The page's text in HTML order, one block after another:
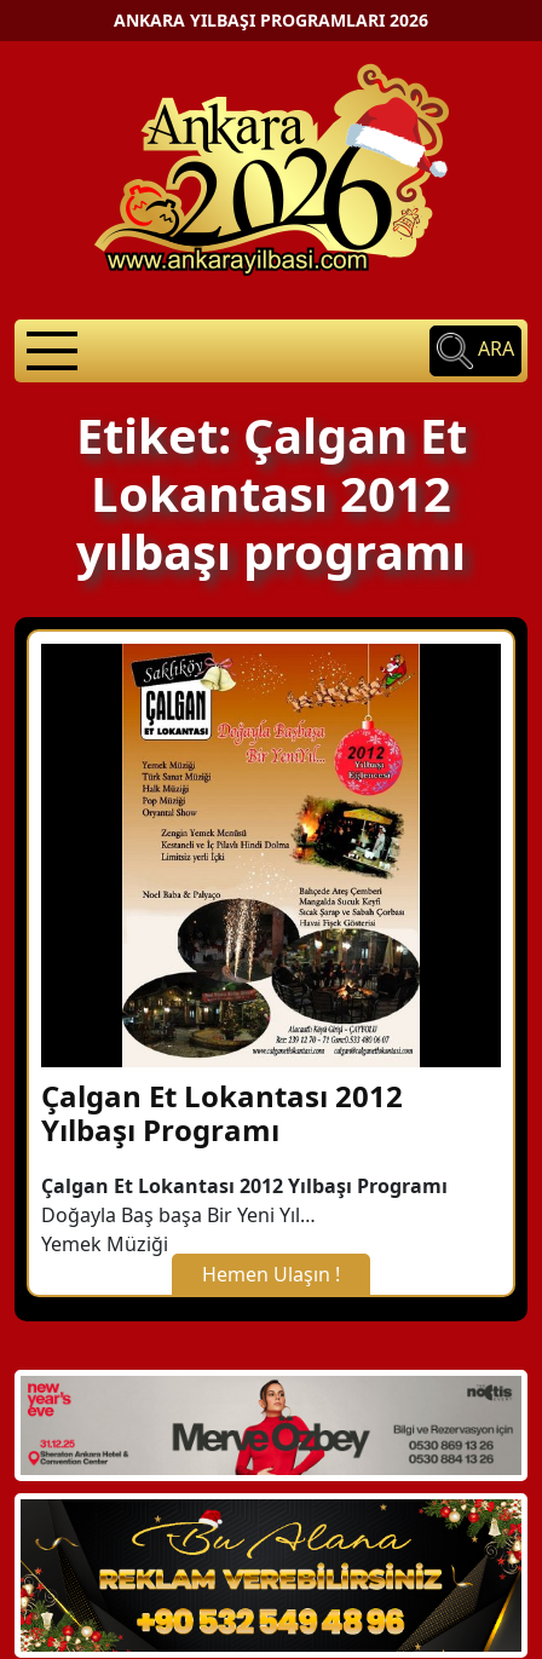
ANKARA YILBAŞI PROGRAMLARI 2026
ARA
Etiket: Çalgan Et
Lokantası 2012
yılbaşı programı
Çalgan Et Lokantası 2012
Yılbaşı Programı
Çalgan Et Lokantası 2012 Yılbaşı Programı
Doğayla Baş başa Bir Yeni Yıl…
Yemek Müziği
Hemen Ulaşın !
X Kapat
WhatsApp ile Bilgi Alın
Hemen Arayın
Detaylı Bilgi Alın